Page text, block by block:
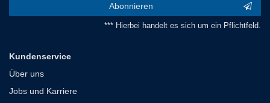
Abonnieren
*** Hierbei handelt es sich um ein Pflichtfeld.
Kundenservice
Über uns
Jobs und Karriere